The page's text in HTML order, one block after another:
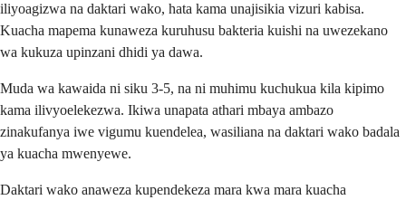
iliyoagizwa na daktari wako, hata kama unajisikia vizuri kabisa.
Kuacha mapema kunaweza kuruhusu bakteria kuishi na uwezekano
wa kukuza upinzani dhidi ya dawa.
Muda wa kawaida ni siku 3-5, na ni muhimu kuchukua kila kipimo
kama ilivyoelekezwa. Ikiwa unapata athari mbaya ambazo
zinakufanya iwe vigumu kuendelea, wasiliana na daktari wako badala
ya kuacha mwenyewe.
Daktari wako anaweza kupendekeza mara kwa mara kuacha